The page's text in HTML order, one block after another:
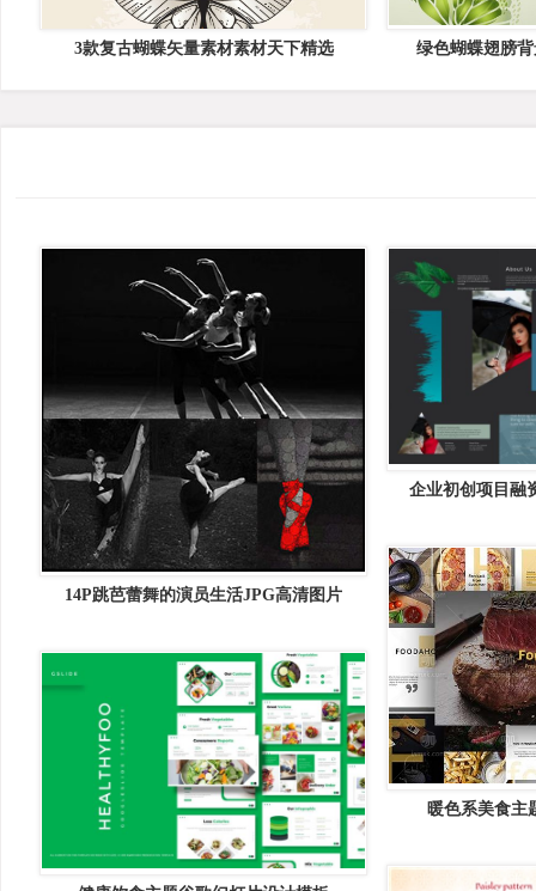
3款复古蝴蝶矢量素材素材天下精选 绿色蝴蝶翅膀
14P跳芭蕾舞的演员生活JPG高清图片
企业初创项目融
暖色系美食主